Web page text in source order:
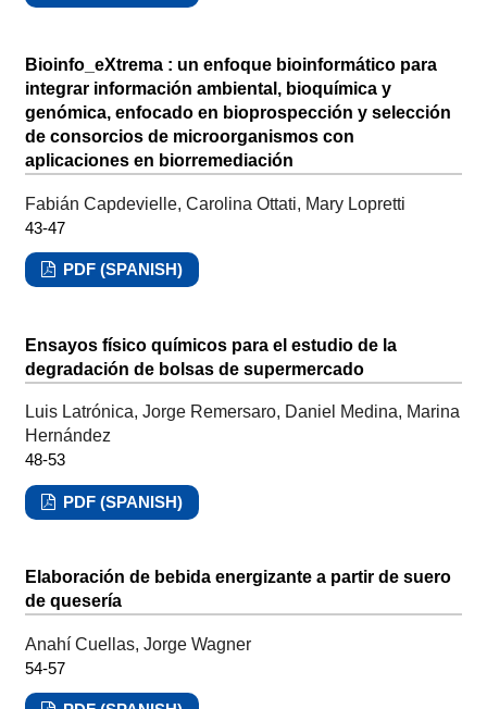
Bioinfo_eXtrema : un enfoque bioinformático para
integrar información ambiental, bioquímica y
genómica, enfocado en bioprospección y selección
de consorcios de microorganismos con
aplicaciones en biorremediación
Fabián Capdevielle, Carolina Ottati, Mary Lopretti
43-47
PDF (SPANISH)
Ensayos físico químicos para el estudio de la
degradación de bolsas de supermercado
Luis Latrónica, Jorge Remersaro, Daniel Medina, Marina
Hernández
48-53
PDF (SPANISH)
Elaboración de bebida energizante a partir de suero
de quesería
Anahí Cuellas, Jorge Wagner
54-57